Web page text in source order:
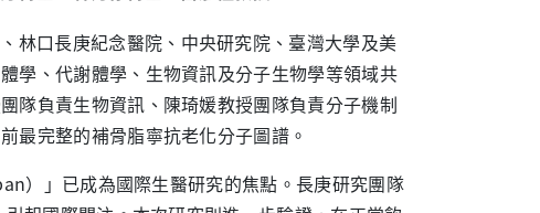
林口長庚紀念醫院、中央研究院、臺灣大學及美
學、代謝體學、生物資訊及分子生物學等領域共
隊負責生物資訊、陳琦媛教授團隊負責分子機制
最完整的補骨脂寧抗老化分子圖譜。
）」已成為國際生醫研究的焦點。長庚研究團隊